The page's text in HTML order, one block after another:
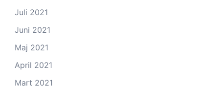
Juli 2021
Juni 2021
Maj 2021
April 2021
Mart 2021